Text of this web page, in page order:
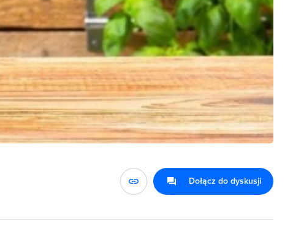
Dołącz do dyskusji